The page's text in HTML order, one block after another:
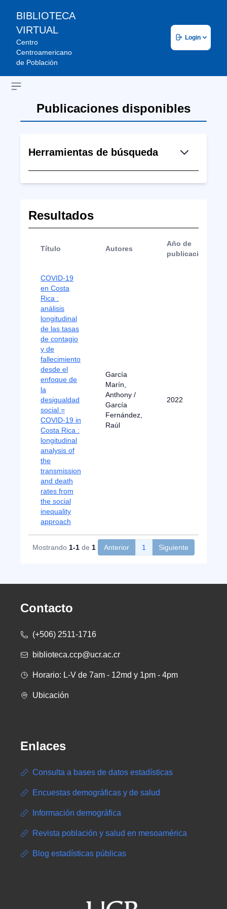
BIBLIOTECA
VIRTUAL
Centro
Centroamericano
de Población
Login
Open sidebar
Publicaciones disponibles
Herramientas de búsqueda
Resultados
Título Autores
Año de
publicación
COVID-19
en Costa
Rica :
análisis
longitudinal
de las tasas
de contagio
y de
fallecimiento
desde el
enfoque de
la
desigualdad
social =
COVID-19 in
Costa Rica :
longitudinal
analysis of
the
transmission
and death
rates from
the social
inequality
approach
García
Marín,
Anthony /
García
Fernández,
Raúl
2022
Mostrando 1-1 de 1 Anterior 1 Siguiente
Contacto
(+506) 2511-1716
biblioteca.ccp@ucr.ac.cr
Horario: L-V de 7am - 12md y 1pm - 4pm
Ubicación
Enlaces
Consulta a bases de datos estadísticas
Encuestas demográficas y de salud
Información demográfica
Revista población y salud en mesoamérica
Blog estadísticas públicas